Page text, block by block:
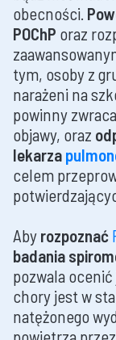
obecności.
POChP oraz
tym, osoby z
narażeni na
powinny
objawy, oraz
lekarza
celem
Aby rozpoznać
badania
pozwala
chory jest w
natężonego